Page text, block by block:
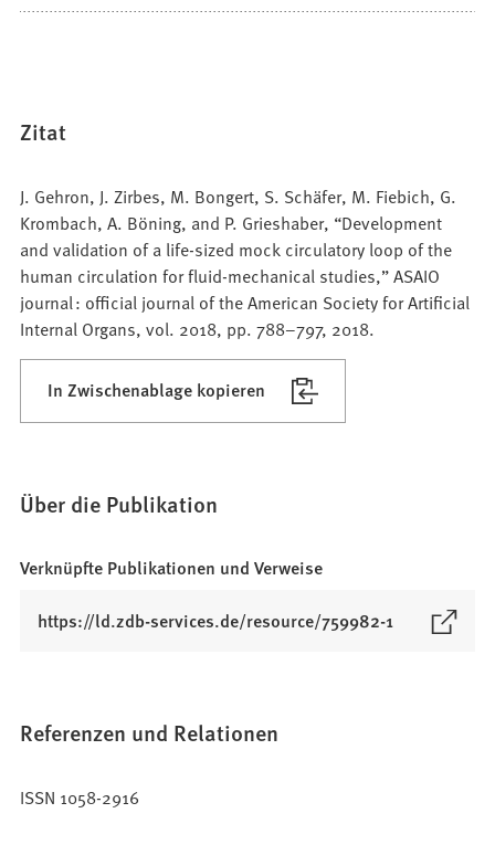
Zitat
J. Gehron, J. Zirbes, M. Bongert, S. Schäfer, M. Fiebich, G.
Krombach, A. Böning, and P. Grieshaber, “Development
and validation of a life-sized mock circulatory loop of the
human circulation for fluid-mechanical studies,” ASAIO
journal : official journal of the American Society for Artificial
Internal Organs, vol. 2018, pp. 788–797, 2018.
In Zwischenablage kopieren
Über die Publikation
Verknüpfte Publikationen und Verweise
https://ld.zdb-services.de/resource/759982-1
n
i
Referenzen und Relationen
ISSN 1058-2916